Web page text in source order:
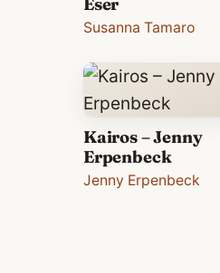
Eser
Susanna Tamaro
Kairos – Jenny
Erpenbeck
Jenny Erpenbeck